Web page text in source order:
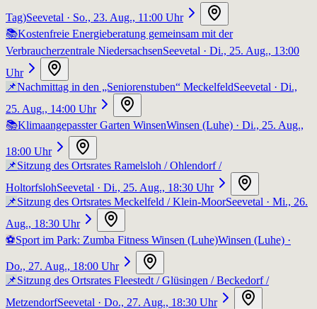
Tag)Seevetal · So., 23. Aug., 11:00 Uhr
📚Kostenfreie Energieberatung gemeinsam mit der
Verbraucherzentrale NiedersachsenSeevetal · Di., 25. Aug., 13:00
Uhr
📌Nachmittag in den „Seniorenstuben“ MeckelfeldSeevetal · Di.,
25. Aug., 14:00 Uhr
📚Klimaangepasster Garten WinsenWinsen (Luhe) · Di., 25. Aug.,
18:00 Uhr
📌Sitzung des Ortsrates Ramelsloh / Ohlendorf /
HoltorfslohSeevetal · Di., 25. Aug., 18:30 Uhr
📌Sitzung des Ortsrates Meckelfeld / Klein-MoorSeevetal · Mi., 26.
Aug., 18:30 Uhr
⚽Sport im Park: Zumba Fitness Winsen (Luhe)Winsen (Luhe) ·
Do., 27. Aug., 18:00 Uhr
📌Sitzung des Ortsrates Fleestedt / Glüsingen / Beckedorf /
MetzendorfSeevetal · Do., 27. Aug., 18:30 Uhr